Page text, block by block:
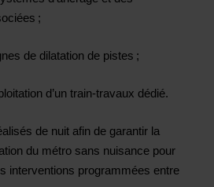
;
de dilatation de pistes ;
d’un train-travaux dédié.
de nuit afin de garantir la
du métro sans nuisance pour
interventions programmées entre